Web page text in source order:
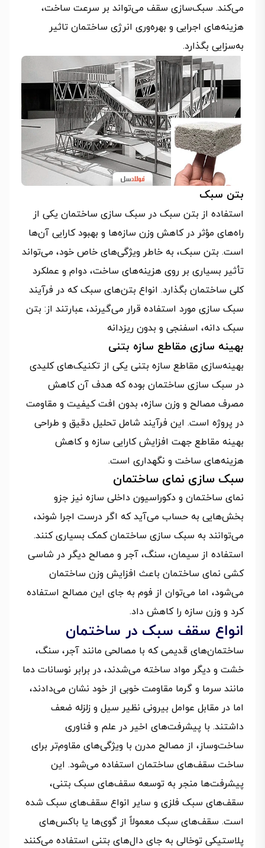
می‌کند. سبک‌سازی سقف می‌تواند بر سرعت ساخت،
هزینه‌های اجرایی و بهره‌وری انرژی ساختمان تاثیر
به‌سزایی بگذارد.
بتن سبک
استفاده از بتن سبک در سبک‌ سازی ساختمان یکی از
راه‌های مؤثر در کاهش وزن سازه‌ها و بهبود کارایی آن‌ها
است. بتن سبک، به خاطر ویژگی‌های خاص خود، می‌تواند
تأثیر بسیاری بر روی هزینه‌های ساخت، دوام و عملکرد
کلی ساختمان بگذارد. انواع بتن‌های سبک که در فرآیند
سبک سازی مورد استفاده قرار می‌گیرند، عبارتند از: بتن
سبک دانه، اسفنجی و بدون ریزدانه
بهینه سازی مقاطع سازه بتنی
بهینه‌سازی مقاطع سازه بتنی یکی از تکنیک‌های کلیدی
در سبک‌ سازی ساختمان بوده که هدف آن کاهش
مصرف مصالح و وزن سازه، بدون افت کیفیت و مقاومت
در پروژه است. این فرآیند شامل تحلیل دقیق و طراحی
بهینه مقاطع جهت افزایش کارایی سازه و کاهش
هزینه‌های ساخت و نگهداری است.
سبک سازی نمای ساختمان
نمای ساختمان و دکوراسیون داخلی سازه نیز جزو
بخش‌هایی به حساب می‌آید که اگر درست اجرا شوند،
می‌توانند به سبک سازی ساختمان کمک بسیاری کنند.
استفاده از سیمان، سنگ، آجر و مصالح دیگر در شاسی
کشی نمای ساختمان باعث افزایش وزن ساختمان
می‌شود، اما می‌توان از فوم به جای این مصالح استفاده
کرد و وزن سازه را کاهش داد.
انواع سقف سبک در ساختمان
ساختمان‌های قدیمی که با مصالحی مانند آجر، سنگ،
خشت و دیگر مواد ساخته می‌شدند، در برابر نوسانات دما
مانند سرما و گرما مقاومت خوبی از خود نشان می‌دادند،
اما در مقابل عوامل بیرونی نظیر سیل و زلزله ضعف
داشتند. با پیشرفت‌های اخیر در علم و فناوری
ساخت‌وساز، از مصالح مدرن با ویژگی‌های مقاوم‌تر برای
ساخت سقف‌های ساختمان استفاده می‌شود. این
پیشرفت‌ها منجر به توسعه سقف‌های سبک بتنی،
سقف‌های سبک فلزی و سایر انواع سقف‌های سبک شده
است. سقف‌های سبک معمولاً از گوی‌ها یا باکس‌های
پلاستیکی توخالی به جای دال‌های بتنی استفاده می‌کنند